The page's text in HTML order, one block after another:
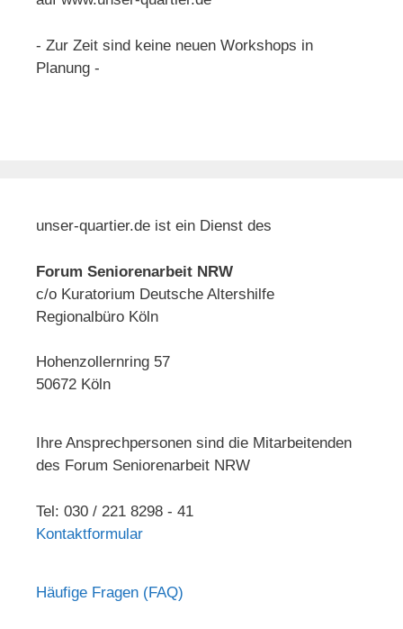
- Zur Zeit sind keine neuen Workshops in
Planung -
unser-quartier.de ist ein Dienst des
Forum Seniorenarbeit NRW
c/o Kuratorium Deutsche Altershilfe
Regionalbüro Köln
Hohenzollernring 57
50672 Köln
Ihre Ansprechpersonen sind die Mitarbeitenden
des Forum Seniorenarbeit NRW
Tel: 030 / 221 8298 - 41
Kontaktformular
Häufige Fragen (FAQ)